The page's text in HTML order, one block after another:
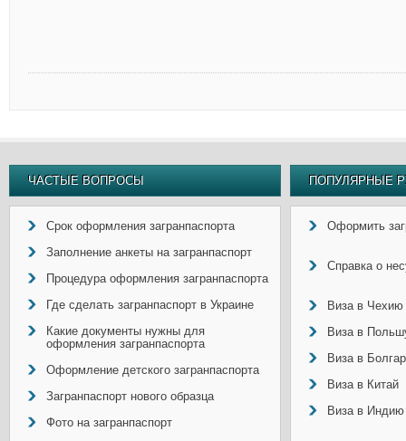
ЧАСТЫЕ ВОПРОСЫ
Срок оформления загранпаспорта
Заполнение анкеты на загранпаспорт
Процедура оформления загранпаспорта
Где сделать загранпаспорт в Украине
Какие документы нужны для
оформления загранпаспорта
Оформление детского загранпаспорта
Загранпаспорт нового образца
Фото на загранпаспорт
ПОПУЛЯРНЫЕ
Оформить
Справка о
Виза в Чехию
Виза в
Виза в
Виза в Китай
Виза в Индию